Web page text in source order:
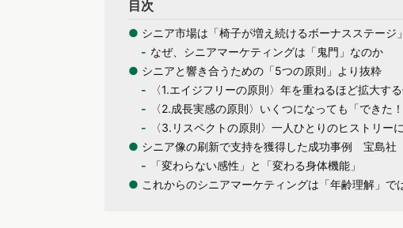
目次
● シニア市場は「椅子が増え続けるボーナスステージ」
なぜ、シニアマーケティングは「鬼門」なのか
● シニアと響き合うための「5つの原則」より抜粋
〈1.エイジフリーの原則〉年を重ねるほど拡大す
〈2.成長実感の原則〉いくつになっても「できた
〈3.リスペクトの原則〉一人ひとりのヒストリー
● シニア像の刷新で支持を獲得した成功事例 宝島社
「変わらない感性」と「変わる身体機能」
● これからのシニアマーケティングは「年齢理解」